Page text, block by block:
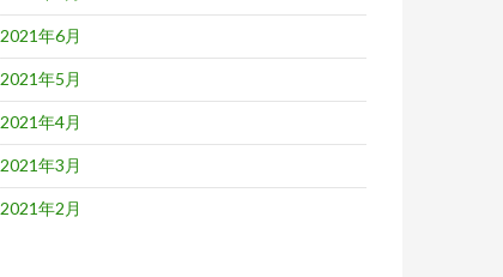
2021年6月
2021年5月
2021年4月
2021年3月
2021年2月